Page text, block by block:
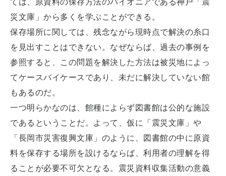
災文庫」から多くを学ぶことができる。
保存場所に関しては、残念ながら現時点で解決の糸口
を見出すことはできない。なぜならば、過去の事例を
参照すると、この問題を解決した方法は被災地によっ
てケースバイケースであり、未だに解決していない館
もあるのだ。
一つ明らかなのは、館種によらず図書館は公的な施設
であるということだ。よって、仮に「震災文庫」や
「長岡市災害復興文庫」のように、図書館の中に原資
料を保存する場所を設けるならば、利用者の理解を得
ることが必要不可欠となる。震災資料収集活動の意義